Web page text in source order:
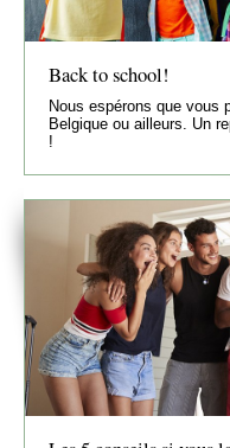
Back to school!
Nous espérons que vous
Belgique ou ailleurs. Un
!